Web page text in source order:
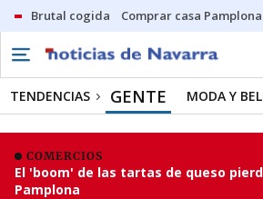
Brutal cogida Comprar casa Pamplona
TENDENCIAS GENTE MODA Y
COMERCIOS
El 'boom' de las tartas de queso
Pamplona